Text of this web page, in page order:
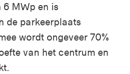
6 MWp en is
de parkeerplaats
wordt ongeveer 70%
e van het centrum en
t.